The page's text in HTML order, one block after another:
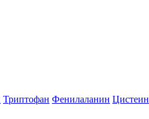
Триптофан Фенилаланин Цистеин